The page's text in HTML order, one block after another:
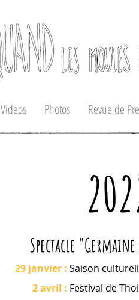
Videos Photos Revue de
Spectacle
29 janvier: Saison
2 avril : Festival de